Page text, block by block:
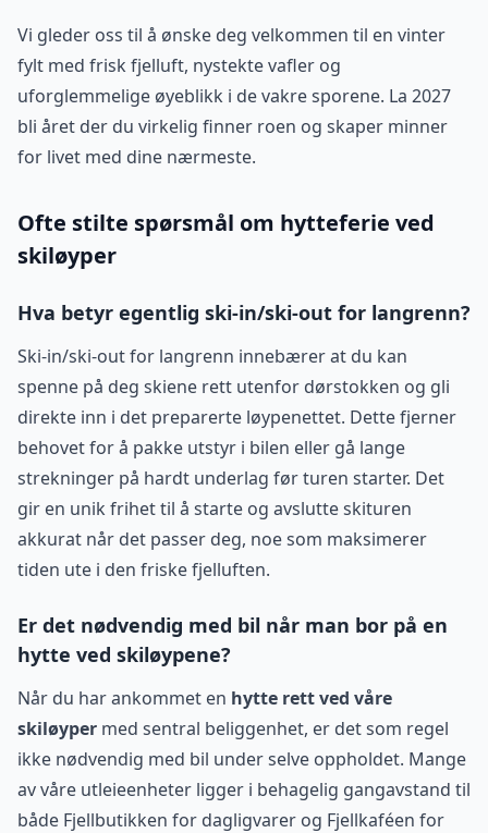
Vi gleder oss til å ønske deg velkommen til en vinter
fylt med frisk fjelluft, nystekte vafler og
uforglemmelige øyeblikk i de vakre sporene. La 2027
bli året der du virkelig finner roen og skaper minner
for livet med dine nærmeste.
Ofte stilte spørsmål om hytteferie ved
skiløyper
Hva betyr egentlig ski-in/ski-out for langrenn?
Ski-in/ski-out for langrenn innebærer at du kan
spenne på deg skiene rett utenfor dørstokken og gli
direkte inn i det preparerte løypenettet. Dette fjerner
behovet for å pakke utstyr i bilen eller gå lange
strekninger på hardt underlag før turen starter. Det
gir en unik frihet til å starte og avslutte skituren
akkurat når det passer deg, noe som maksimerer
tiden ute i den friske fjelluften.
Er det nødvendig med bil når man bor på en
hytte ved skiløypene?
Når du har ankommet en hytte rett ved våre
skiløyper med sentral beliggenhet, er det som regel
ikke nødvendig med bil under selve oppholdet. Mange
av våre utleieenheter ligger i behagelig gangavstand til
både Fjellbutikken for dagligvarer og Fjellkaféen for